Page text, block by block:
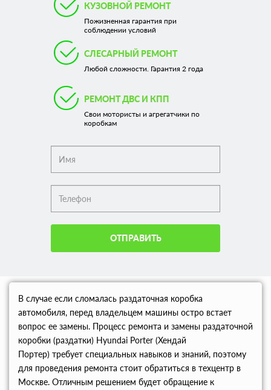
КУЗОВНОЙ РЕМОНТ
Пожизненная гарантия при
соблюдении условий
СЛЕСАРНЫЙ РЕМОНТ
Любой сложности. Гарантия 2 года
РЕМОНТ ДВС И КПП
Свои мотористы и агрегатчики по
коробкам
ОТПРАВИТЬ
В случае если сломалась раздаточная коробка
автомобиля, перед владельцем машины остро встает
вопрос ее замены. Процесс ремонта и замены раздаточной
коробки (раздатки) Hyundai Porter (Хендай
Портер) требует специальных навыков и знаний, поэтому
для проведения ремонта стоит обратиться в техцентр в
Москве. Отличным решением будет обращение к